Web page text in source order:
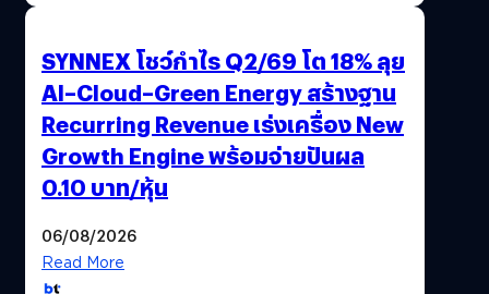
SYNNEX โชว์กำไร Q2/69 โต 18% ลุย
AI–Cloud–Green Energy สร้างฐาน
Recurring Revenue เร่งเครื่อง New
Growth Engine พร้อมจ่ายปันผล
0.10 บาท/หุ้น
06/08/2026
Read More